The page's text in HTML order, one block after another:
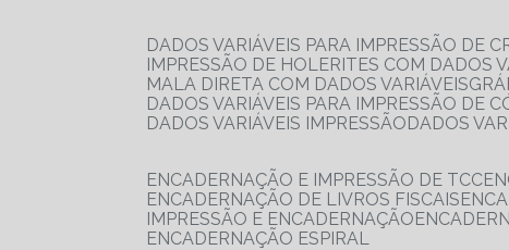
DADOS VARIÁVEIS PARA IMPRESSÃO DE
IMPRESSÃO DE HOLERITES COM DADOS
MALA DIRETA COM DADOS VARIÁVEIS
DADOS VARIÁVEIS PARA IMPRESSÃO DE
DADOS VARIÁVEIS IMPRESSÃO
DADOS
ENCADERNAÇÃO E IMPRESSÃO DE TCC
ENCADERNAÇÃO DE LIVROS FISCAIS
IMPRESSÃO E ENCADERNAÇÃO
ENCADERNAÇÃO ESPIRAL